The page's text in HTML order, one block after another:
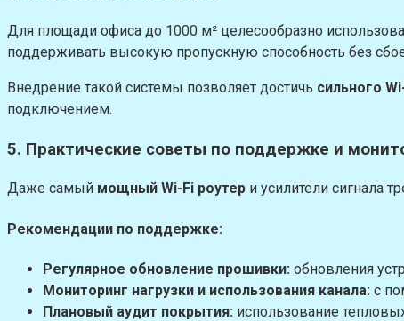
Для площади офиса до 1000 м² целесообразно
поддерживать высокую пропускную способность без
Внедрение такой системы позволяет достичь сильного
подключением.
5. Практические советы по поддержке и
Даже самый мощный Wi-Fi роутер и усилители сигнала
Рекомендации по поддержке:
Регулярное обновление прошивки: обновления
Мониторинг нагрузки и использования канала: с
Плановый аудит покрытия: использование